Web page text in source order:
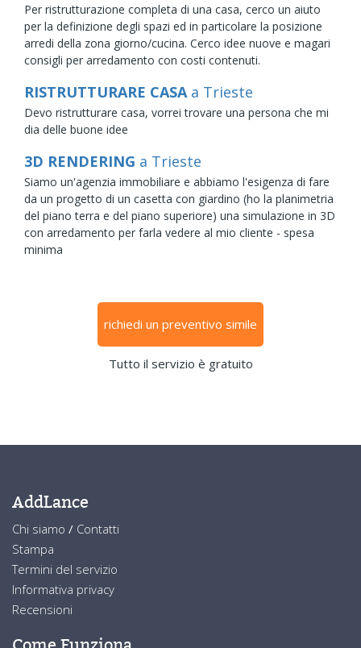
Per ristrutturazione completa di una casa, cerco un aiuto
per la definizione degli spazi ed in particolare la posizione
arredi della zona giorno/cucina. Cerco idee nuove e magari
consigli per arredamento con costi contenuti.
RISTRUTTURARE CASA a Trieste
Devo ristrutturare casa, vorrei trovare una persona che mi
dia delle buone idee
3D RENDERING a Trieste
Siamo un'agenzia immobiliare e abbiamo l'esigenza di fare
da un progetto di un casetta con giardino (ho la planimetria
del piano terra e del piano superiore) una simulazione in 3D
con arredamento per farla vedere al mio cliente - spesa
minima
richiedi un preventivo simile
Tutto il servizio è gratuito
AddLance
Chi siamo / Contatti
Stampa
Termini del servizio
Informativa privacy
Recensioni